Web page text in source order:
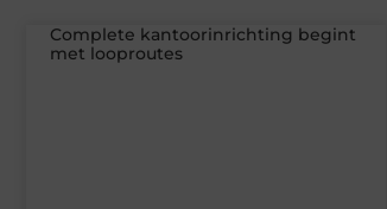
Complete kantoorinrichting begint
met looproutes